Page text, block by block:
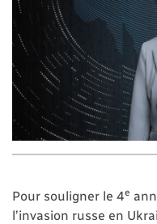
Pour souligner le 4e
l’invasion russe en